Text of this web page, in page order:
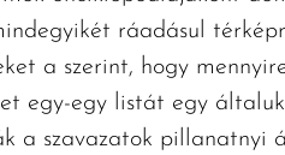
ráadásul
a szerint, hogy
egy-egy listát egy
a szavazatok pillanatnyi